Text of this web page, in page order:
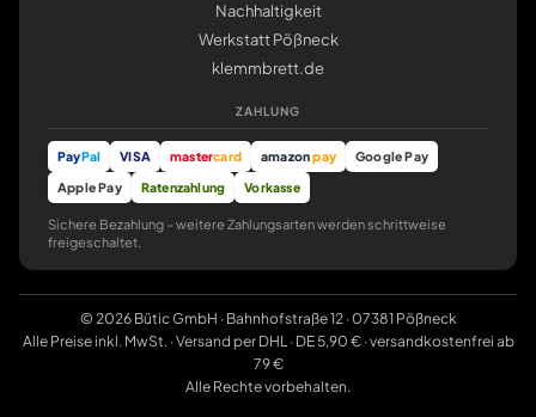
Nachhaltigkeit
Werkstatt Pößneck
klemmbrett.de
ZAHLUNG
PayPal VISA mastercard amazonpay
Google Pay
Apple Pay
Ratenzahlung Vorkasse
Sichere Bezahlung – weitere Zahlungsarten werden schrittweise
freigeschaltet.
© 2026 Bütic GmbH · Bahnhofstraße 12 · 07381 Pößneck
Alle Preise inkl. MwSt. · Versand per DHL · DE 5,90 € · versandkostenfrei ab
79 €
Alle Rechte vorbehalten.